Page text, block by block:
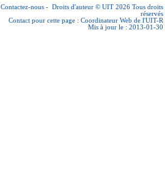
Contactez-nous - Droits d'auteur © UIT 2026 Tous droits
réservés
Contact pour cette page : Coordinateur Web de l'UIT-R
Mis à jour le : 2013-01-30